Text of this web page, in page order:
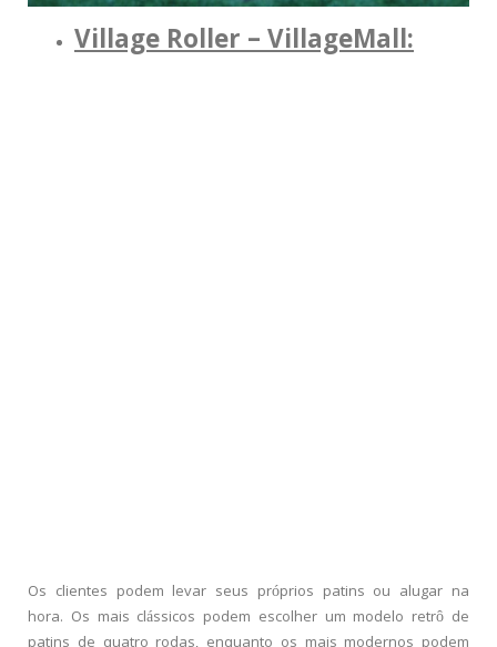
Village Roller – VillageMall:
Os clientes podem levar seus próprios patins ou alugar na
hora. Os mais clássicos podem escolher um modelo retrô de